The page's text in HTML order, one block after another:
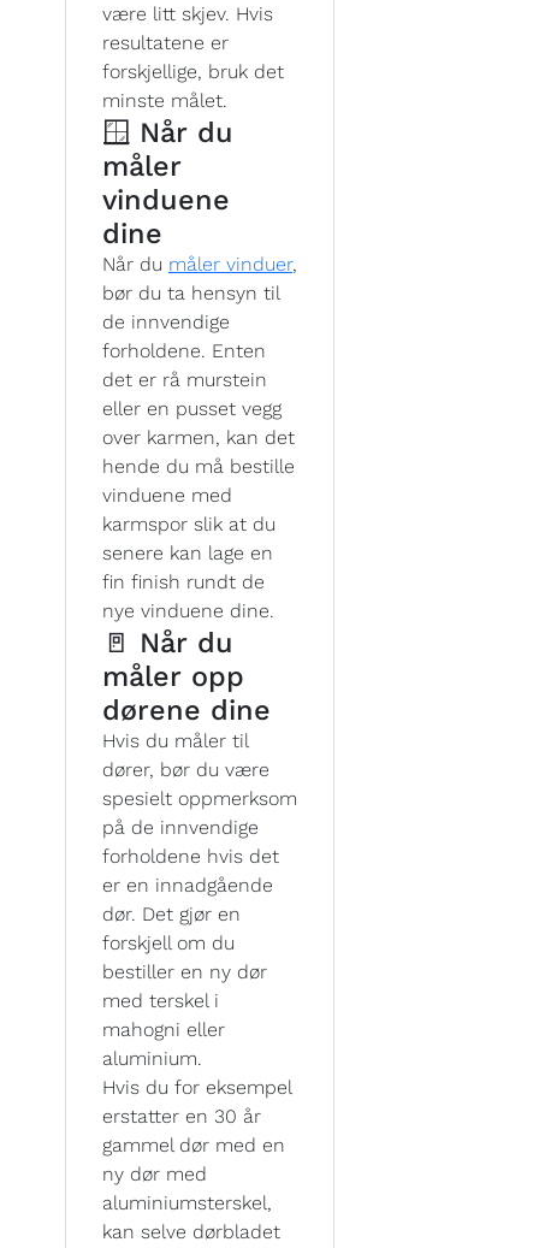
være litt skjev. Hvis
resultatene er
forskjellige, bruk det
minste målet.
🪟 Når du
måler
vinduene
dine
Når du måler vinduer,
bør du ta hensyn til
de innvendige
forholdene. Enten
det er rå murstein
eller en pusset vegg
over karmen, kan det
hende du må bestille
vinduene med
karmspor slik at du
senere kan lage en
fin finish rundt de
nye vinduene dine.
🚪 Når du
måler opp
dørene dine
Hvis du måler til
dører, bør du være
spesielt oppmerksom
på de innvendige
forholdene hvis det
er en innadgående
dør. Det gjør en
forskjell om du
bestiller en ny dør
med terskel i
mahogni eller
aluminium.
Hvis du for eksempel
erstatter en 30 år
gammel dør med en
ny dør med
aluminiumsterskel,
kan selve dørbladet